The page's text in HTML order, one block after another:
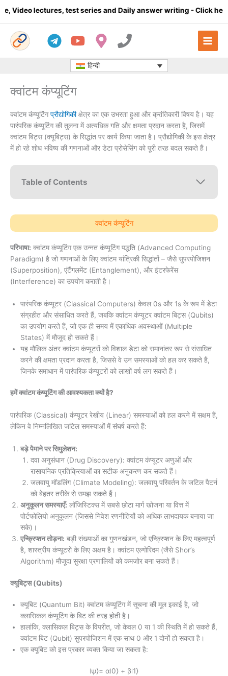
test series and Daily answer writing- Click here
हिन्दी
क्वांटम कंप्यूटिंग
क्वांटम कंप्यूटिंगप्रौद्योगिकीक्षेत्र का एक उभरता हुआ और क्रांतिकारी विषय है। यह
पारंपरिक कंप्यूटिंग की तुलना में अत्यधिक गति और क्षमता प्रदान करता है, जिसमें
क्वांटम बिट्स (क्यूबिट्स) के सिद्धांत पर कार्य किया जाता है। प्रौद्योगिकी के इस क्षेत्र
में हो रहे शोध भविष्य की गणनाओं और डेटा प्रोसेसिंग को पूरी तरह बदल सकते हैं।
Table of Contents
क्वांटम कंप्यूटिंग
परिभाषा: क्वांटम कंप्यूटिंग एक उन्नत कंप्यूटिंग पद्धति (Advanced Computing
Paradigm) है जो गणनाओं के लिए क्वांटम यांत्रिकी सिद्धांतों – जैसे सुपरपोजिशन
(Superposition), एंटैंगलमेंट (Entanglement), और इंटरफेरेंस
(Interference) का उपयोग कराती है।
पारंपरिक कंप्यूटर (Classical Computers) केवल 0s और 1s के रूप में डेटा
संग्रहीत और संसाधित करते हैं, जबकि क्वांटम कंप्यूटर क्वांटम बिट्स (Qubits)
का उपयोग करते हैं, जो एक ही समय में एकाधिक अवस्थाओं (Multiple
States) में मौजूद हो सकते हैं।
यह मौलिक अंतर क्वांटम कंप्यूटरों को विशाल डेटा को समानांतर रूप से संसाधित
करने की क्षमता प्रदान करता है, जिससे वे उन समस्याओं को हल कर सकते हैं,
जिनके समाधान में पारंपरिक कंप्यूटरों को लाखों वर्ष लग सकते हैं।
हमें क्वांटम कंप्यूटिंग की आवश्यकता क्यों है?
पारंपरिक (Classical) कंप्यूटर रेखीय (Linear) समस्याओं को हल करने में सक्षम हैं,
लेकिन वे निम्नलिखित जटिल समस्याओं में संघर्ष करते हैं:
बड़े पैमाने पर सिमुलेशन:
दवा अनुसंधान (Drug Discovery): क्वांटम कंप्यूटर अणुओं और
रासायनिक प्रतिक्रियाओं का सटीक अनुकरण कर सकते हैं।
जलवायु मॉडलिंग (Climate Modeling): जलवायु परिवर्तन के जटिल पैटर्न
को बेहतर तरीके से समझ सकते हैं।
अनुकूलन समस्याएँ: लॉजिस्टिक्स में सबसे छोटा मार्ग खोजना या वित्त में
पोर्टफोलियो अनुकूलन (जिससे निवेश रणनीतियों को अधिक लाभदायक बनाया जा
सके)।
एन्क्रिप्शन तोड़ना: बड़ी संख्याओं का गुणनखंडन, जो एन्क्रिप्शन के लिए महत्वपूर्ण
है, शास्त्रीय कंप्यूटरों के लिए अक्षम है। क्वांटम एल्गोरिदम (जैसे Shor’s
Algorithm) मौजूदा सुरक्षा प्रणालियों को कमजोर बना सकते हैं।
क्यूबिट्स (Qubits)
क्यूबिट (Quantum Bit) क्वांटम कंप्यूटिंग में सूचना की मूल इकाई है, जो
क्लासिकल कंप्यूटिंग के बिट की तरह होती है।
हालांकि, क्लासिकल बिट्स के विपरीत, जो केवल 0 या 1 की स्थिति में हो सकते हैं,
क्वांटम बिट (Qubit) सुपरपोजिशन में एक साथ 0 और 1 दोनों हो सकता है।
एक क्यूबिट को इस प्रकार व्यक्त किया जा सकता है:
∣ψ⟩= α∣0⟩ + β∣1⟩